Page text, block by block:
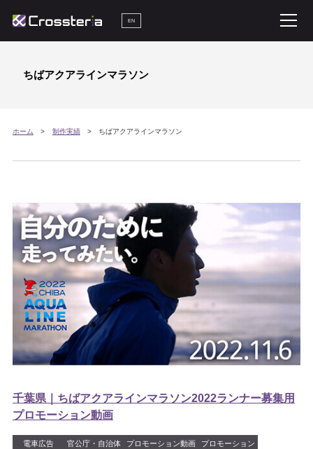
EN
ちばアクアラインマラソン
ホーム 制作実績 ちばアクアラインマラソン
千葉県｜ちばアクアラインマラソン2022ランナー募集用
プロモーション動画
電車広告 官公庁・自治体 プロモーション動画
プロモーション